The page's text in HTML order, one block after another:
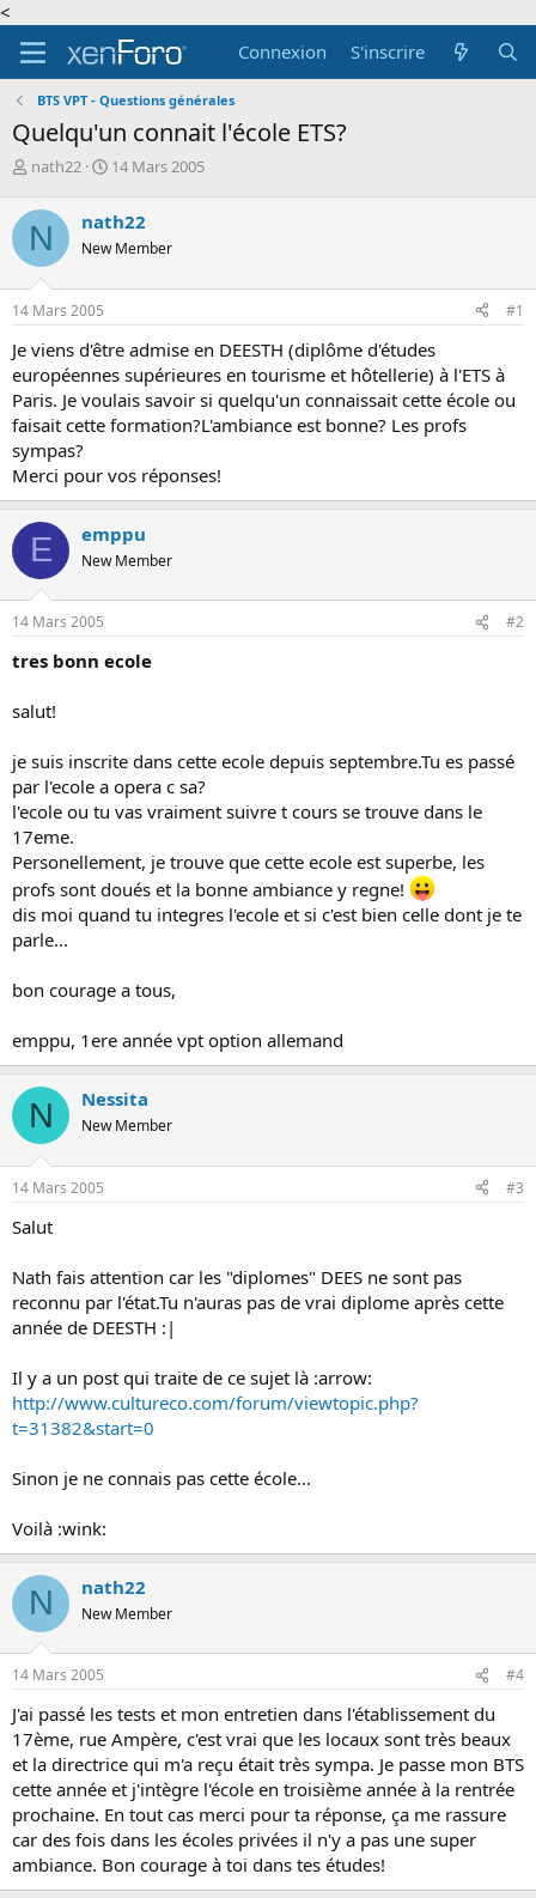
<
Connexion
S'inscrire
BTS VPT - Questions générales
Quelqu'un connait l'école ETS?
A
t
e
u
r
d
e
a
d
i
s
c
s
i
o
n
nath22
D
e
d
d
u
t
14 Mars 2005
N nath22
New Member
14 Mars 2005 #1
Je viens d'être admise en DEESTH (diplôme d'études
européennes supérieures en tourisme et hôtellerie) à l'ETS à
Paris. Je voulais savoir si quelqu'un connaissait cette école ou
faisait cette formation?L'ambiance est bonne? Les profs
sympas?
Merci pour vos réponses!
E emppu
New Member
14 Mars 2005 #2
tres bonn ecole
salut!
je suis inscrite dans cette ecole depuis septembre.Tu es passé
par l'ecole a opera c sa?
l'ecole ou tu vas vraiment suivre t cours se trouve dans le
17eme.
Personellement, je trouve que cette ecole est superbe, les
profs sont doués et la bonne ambiance y regne!
dis moi quand tu integres l'ecole et si c'est bien celle dont je te
parle...
bon courage a tous,
emppu, 1ere année vpt option allemand
N Nessita
New Member
14 Mars 2005 #3
Salut
Nath fais attention car les "diplomes" DEES ne sont pas
reconnu par l'état.Tu n'auras pas de vrai diplome après cette
année de DEESTH :|
Il y a un post qui traite de ce sujet là :arrow:
http://www.cultureco.com/forum/viewtopic.php?
t=31382&start=0
Sinon je ne connais pas cette école...
Voilà :wink:
N nath22
New Member
14 Mars 2005 #4
J'ai passé les tests et mon entretien dans l'établissement du
17ème, rue Ampère, c'est vrai que les locaux sont très beaux
et la directrice qui m'a reçu était très sympa. Je passe mon BTS
cette année et j'intègre l'école en troisième année à la rentrée
prochaine. En tout cas merci pour ta réponse, ça me rassure
car des fois dans les écoles privées il n'y a pas une super
ambiance. Bon courage à toi dans tes études!